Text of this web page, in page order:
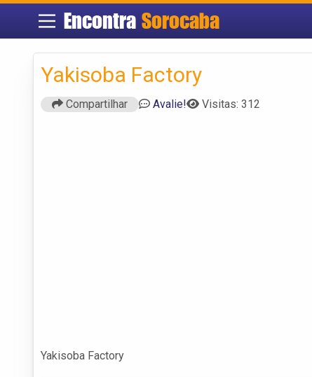
Encontra Sorocaba
Yakisoba Factory
Compartilhar Avalie! Visitas: 312
Yakisoba Factory